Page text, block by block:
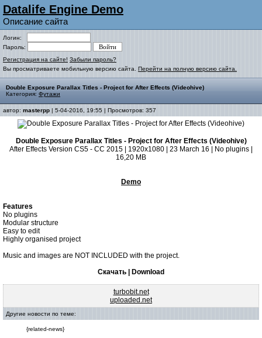
Datalife Engine Demo
Описание сайта
Логин:
Пароль:
Регистрация на сайте! Забыли пароль?
Вы просматриваете мобильную версию сайта. Перейти на полную версию сайта.
Double Exposure Parallax Titles - Project for After Effects (Videohive)
Категория: Футажи
автор: masterpp | 5-04-2016, 19:55 | Просмотров: 357
Double Exposure Parallax Titles - Project for After Effects (Videohive)
After Effects Version CS5 - CC 2015 | 1920x1080 | 23 March 16 | No plugins |
16,20 MB
Demo
Features
No plugins
Modular structure
Easy to edit
Highly organised project
Music and images are NOT INCLUDED with the project.
Скачать | Download
turbobit.net
uploaded.net
Другие новости по теме:
{related-news}